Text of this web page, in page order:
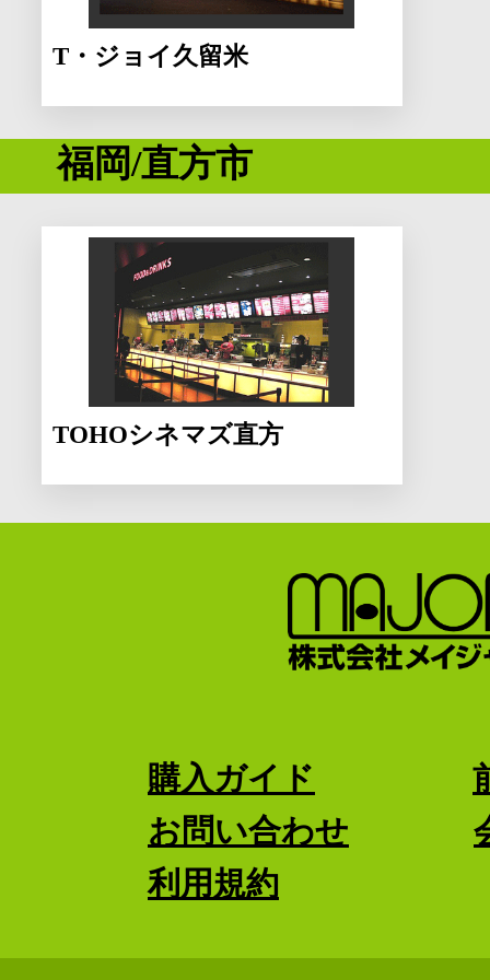
T・ジョイ久留米
福岡/直方市
TOHOシネマズ直方
購入ガイド
お問い合わせ
利用規約